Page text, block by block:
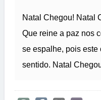
Natal Chegou! Natal
Que reine a paz nos
se espalhe, pois este
sentido. Natal